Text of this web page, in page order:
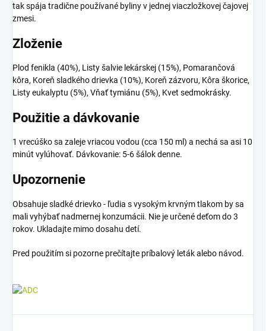
tak spája tradične používané byliny v jednej viaczložkovej čajovej
zmesi.
Zloženie
Plod fenikla (40%), Listy šalvie lekárskej (15%), Pomarančová
kôra, Koreň sladkého drievka (10%), Koreň zázvoru, Kôra škorice,
Listy eukalyptu (5%), Vňať tymiánu (5%), Kvet sedmokrásky.
Použitie a dávkovanie
1 vrecúško sa zaleje vriacou vodou (cca 150 ml) a nechá sa asi 10
minút vylúhovať. Dávkovanie: 5-6 šálok denne.
Upozornenie
Obsahuje sladké drievko - ľudia s vysokým krvným tlakom by sa
mali vyhýbať nadmernej konzumácii. Nie je určené deťom do 3
rokov. Ukladajte mimo dosahu detí.
Pred použitím si pozorne prečítajte príbalový leták alebo návod.